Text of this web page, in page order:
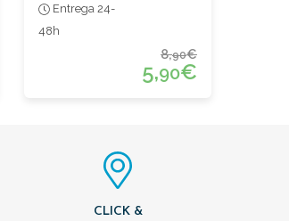
Entrega 24-
48h
8,90€
5,90€
CLICK &